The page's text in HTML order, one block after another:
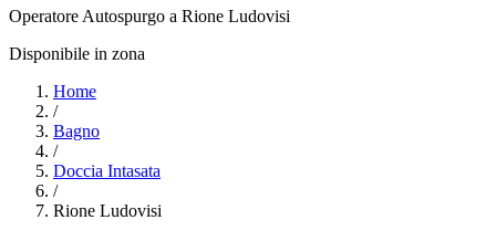
Operatore Autospurgo a Rione Ludovisi
Disponibile in zona
Home
/
Bagno
/
Doccia Intasata
/
Rione Ludovisi